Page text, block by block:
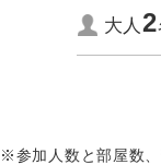
大人2
※参加人数と部屋数